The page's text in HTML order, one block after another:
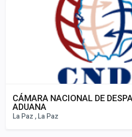
CÁMARA NACIONAL DE
ADUANA
La Paz , La Paz